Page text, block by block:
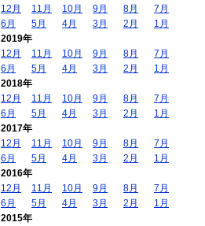
12月
11月 10月 9月 8月
7月
6月
5月 4月 3月 2月
1月
2019年
12月
11月 10月 9月 8月
7月
6月
5月 4月 3月 2月
1月
2018年
12月
11月 10月 9月 8月
7月
6月
5月 4月 3月 2月
1月
2017年
12月
11月 10月 9月 8月
7月
6月
5月 4月 3月 2月
1月
2016年
12月
11月 10月 9月 8月
7月
6月
5月 4月 3月 2月
1月
2015年